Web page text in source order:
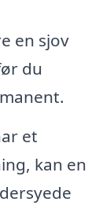
en sjov
du
et
kan en